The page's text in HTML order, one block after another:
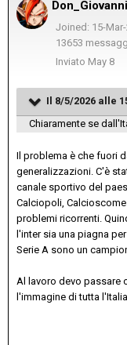
Don_Giovanni
Joined: 15-
13653
Inviato May 8
Il 8/5/2026 alle
Chiaramente se
Il problema è che fuori
generalizzazioni. C'è
canale sportivo del
Calciopoli,
problemi ricorrenti.
l'inter sia una piagna
Serie A sono un
Al lavoro devo passare
l'immagine di tutta